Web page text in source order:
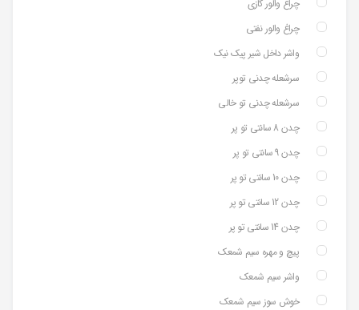
چراغ والور گازی
چراغ والور نفتی
واشر داخل شیر پیک نیک
سرشعله چدنی توپر
سرشعله چدنی تو خالی
چدن 8 سانتی تو پر
چدن 9 سانتی تو پر
چدن 10 سانتی تو پر
چدن 12 سانتی تو پر
چدن 14 سانتی تو پر
پیچ و مهره سیم شمعک
واشر سیم شمعک
خوش سوز سیم شمعک